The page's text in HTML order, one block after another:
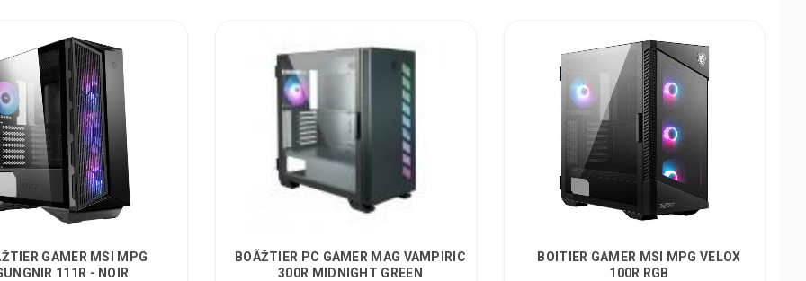
GAMER MSI MPG
111R - NOIR
BOÃŽTIER PC GAMER MAG VAMPIRIC
300R MIDNIGHT GREEN
BOITIER GAMER MSI MPG VELOX
100R RGB